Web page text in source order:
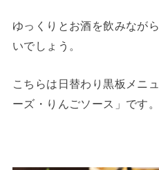
ゆっくりとお酒を飲みなが
いでしょう。
こちらは日替わり黒板メニ
ーズ・りんごソース」です。